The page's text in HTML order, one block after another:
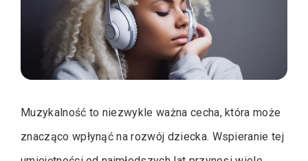
Muzykalność to niezwykle ważna cecha, która może
znacząco wpłynąć na rozwój dziecka. Wspieranie tej